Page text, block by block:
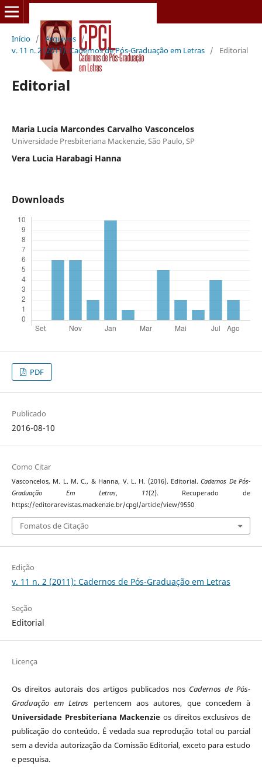
Início / Arquivos /
v. 11 n. 2 (2011): Cadernos de Pós-Graduação em Letras / Editorial
Editorial
Maria Lucia Marcondes Carvalho Vasconcelos
Universidade Presbiteriana Mackenzie, São Paulo, SP
Vera Lucia Harabagi Hanna
Downloads
PDF
Publicado
2016-08-10
Como Citar
Vasconcelos, M. L. M. C., & Hanna, V. L. H. (2016). Editorial.Cadernos De Pós-
Graduação Em Letras, 11(2). Recuperado de
https://editorarevistas.mackenzie.br/cpgl/article/view/9550
Fomatos de Citação
Edição
v. 11 n. 2 (2011): Cadernos de Pós-Graduação em Letras
Seção
Editorial
Licença
Os direitos autorais dos artigos publicados nos Cadernos de Pós-
Graduação em Letras pertencem aos autores, que concedem à
Universidade Presbiteriana Mackenzie os direitos exclusivos de
publicação do conteúdo. É vedada sua reprodução total ou parcial
sem a devida autorização da Comissão Editorial, exceto para estudo
e pesquisa.